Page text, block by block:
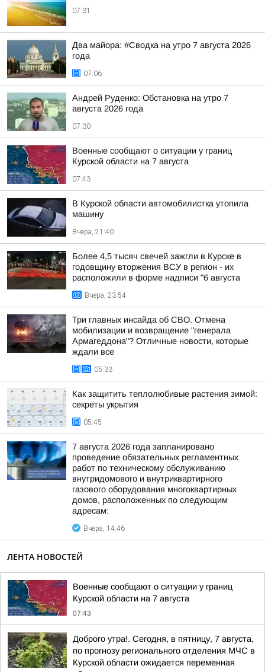
07:31
Два майора: #Сводка на утро 7 августа 2026
года
07:06
Андрей Руденко: Обстановка на утро 7
августа 2026 года
07:30
Военные сообщают о ситуации у границ
Курской области на 7 августа
07:43
В Курской области автомобилистка утопила
машину
Вчера, 21:40
Более 4,5 тысяч свечей зажгли в Курске в
годовщину вторжения ВСУ в регион - их
расположили в форме надписи "6 августа
Вчера, 23:54
Три главных инсайда об СВО. Отмена
мобилизации и возвращение "генерала
Армагеддона"? Отличные новости, которые
ждали все
05:33
Как защитить теплолюбивые растения зимой:
секреты укрытия
05:45
7 августа 2026 года запланировано
проведение обязательных регламентных
работ по техническому обслуживанию
внутридомового и внутриквартирного
газового оборудования многоквартирных
домов, расположенных по следующим
адресам:
Вчера, 14:46
ЛЕНТА НОВОСТЕЙ
Военные сообщают о ситуации у границ
Курской области на 7 августа
07:43
Доброго утра!. Сегодня, в пятницу, 7 августа,
по прогнозу регионального отделения МЧС в
Курской области ожидается переменная